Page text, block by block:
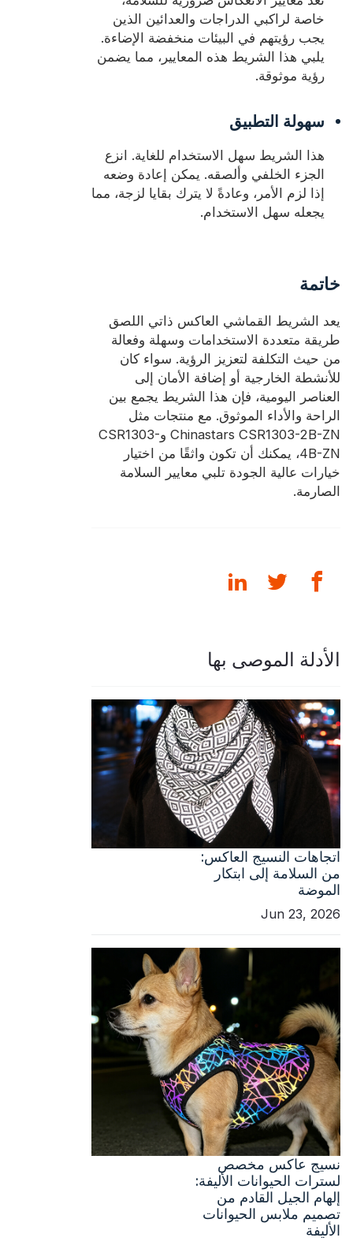
خاصة لراكبي الدراجات والعدائين الذين
يجب رؤيتهم في البيئات منخفضة الإضاءة.
يلبي هذا الشريط هذه المعايير، مما يضمن
رؤية موثوقة.
سهولة التطبيق
هذا الشريط سهل الاستخدام للغاية. انزع
الجزء الخلفي وألصقه. يمكن إعادة وضعه
إذا لزم الأمر، وعادةً لا يترك بقايا لزجة، مما
يجعله سهل الاستخدام.
خاتمة
يعد الشريط القماشي العاكس ذاتي اللصق
طريقة متعددة الاستخدامات وسهلة وفعالة
من حيث التكلفة لتعزيز الرؤية. سواء كان
للأنشطة الخارجية أو إضافة الأمان إلى
العناصر اليومية، فإن هذا الشريط يجمع بين
الراحة والأداء الموثوق. مع منتجات مثل
Chinastars CSR1303-2B-ZN وCSR1303-
4B-ZN، يمكنك أن تكون واثقًا من اختيار
خيارات عالية الجودة تلبي معايير السلامة
الصارمة.
الأدلة الموصى بها
اتجاهات النسيج العاكس:
من السلامة إلى ابتكار
الموضة
Jun 23, 2026
نسيج عاكس مخصص
لسترات الحيوانات الأليفة:
إلهام الجيل القادم من
تصميم ملابس الحيوانات
الأليفة